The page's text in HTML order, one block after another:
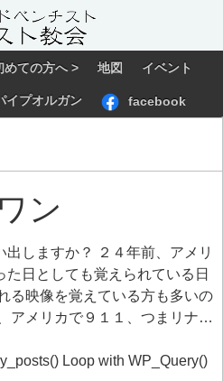
めての方へ > 地図 イベント
イプオルガン facebook
ン
出しますか？ ２４年前、アメリ
日としても覚えられている日
る映像を覚えている方も多いの
アメリカで９１１、つまリナ…
Loop with WP_Query()